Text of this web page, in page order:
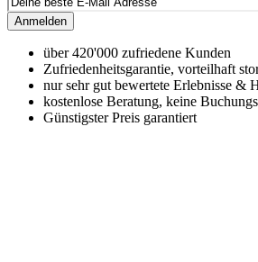
Anmelden
über 420'000 zufriedene Kunden
Zufriedenheitsgarantie, vorteilhaft
nur sehr gut bewertete Erlebnisse &
kostenlose Beratung, keine
Günstigster Preis garantiert